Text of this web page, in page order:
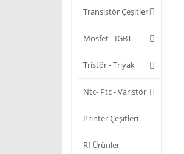
Transistör Çeşitleri
Mosfet - IGBT
Tristör - Triyak
Ntc- Ptc - Varistör
Printer Çeşitleri
Rf Ürünler